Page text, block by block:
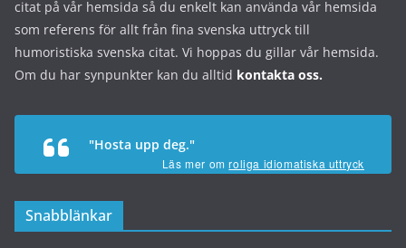
citat på vår hemsida så du enkelt kan använda vår hemsida
som referens för allt från fina svenska uttryck till
humoristiska svenska citat. Vi hoppas du gillar vår hemsida.
Om du har synpunkter kan du alltid kontakta oss.
"Hosta upp deg."
Läs mer omroliga idiomatiska uttryck
Snabblänkar